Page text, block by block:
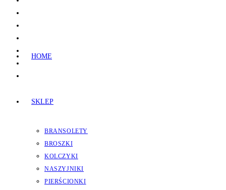
HOME
SKLEP
BRANSOLETY
BROSZKI
KOLCZYKI
NASZYJNIKI
PIERŚCIONKI